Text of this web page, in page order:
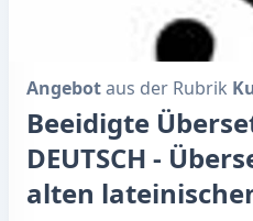
Angebotaus der Rubrik
Beeidigte
DEUTSCH -
alten